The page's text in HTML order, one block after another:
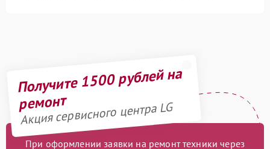
Получите 1500 рублей на
ремонт
Акция сервисного центра LG
При оформлении заявки на ремонт техники через